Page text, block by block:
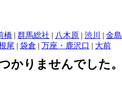
橋 | 群馬総社 | 八木原 | 渋川 | 金島
尾 | 袋倉 | 万座・鹿沢口 | 大前
かりませんでした。